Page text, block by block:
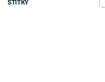
ŠTÍTKY